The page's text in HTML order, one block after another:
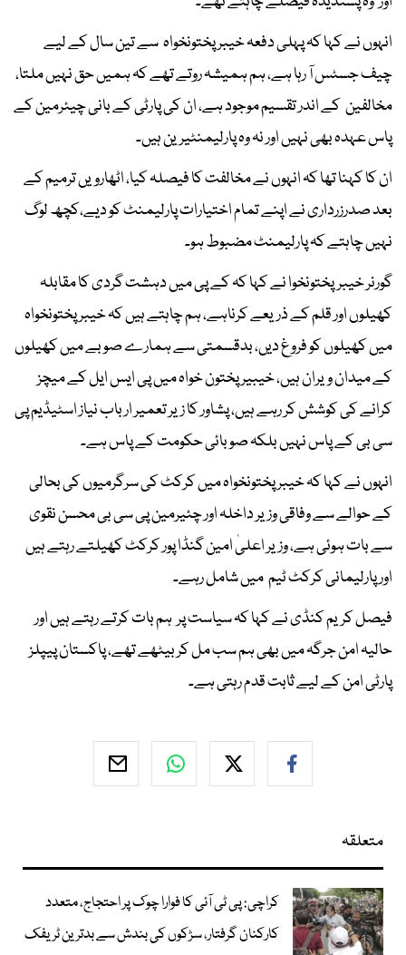
انہوں نے کہا کہ پہلی دفعہ خیبر پختونخواہ سے تین سال کے لیے
چیف جسٹس آ رہا ہے، ہم ہمیشہ روتے تھے کہ ہمیں حق نہیں ملتا،
مخالفین کے اندر تقسیم موجود ہے، ان کی پارٹی کے بانی چیئرمین کے
پاس عہدہ بھی نہیں اور نہ وہ پارلیمنٹیرین ہیں۔
ان کا کہنا تھا کہ انہوں نے مخالفت کا فیصلہ کیا، اٹھارویں ترمیم کے
بعد صدرزرداری نے اپنے تمام اختیارات پارلیمنٹ کو دیے،کچھ لوگ
نہیں چاہتے کہ پارلیمنٹ مضبوط ہو۔
گورنر خیبرپختونخوا نے کہا کہ کے پی میں دہشت گردی کا مقابلہ
کھیلوں اور قلم کے ذریعے کرناہے، ہم چاہتے ہیں کہ خیبر پختونخواہ
میں کھیلوں کو فروغ دیں، بدقسمتی سے ہمارے صوبے میں کھیلوں
کے میدان ویران ہیں، خیبیر پختون خواہ میں پی ایس ایل کے میچز
کرانے کی کوشش کر رہے ہیں، پشاور کا زیر تعمیر ارباب نیاز اسٹیڈیم پی
سی بی کے پاس نہیں بلکہ صوبائی حکومت کے پاس ہے۔
انہوں نے کہا کہ خیبر پختونخواہ میں کرکٹ کی سرگرمیوں کی بحالی
کے حوالے سے وفاقی وزیر داخلہ اور چئیرمین پی سی بی محسن نقوی
سے بات ہوئی ہے، وزیر اعلیٰ امین گنڈا پور کرکٹ کھیلتے رہتے ہیں
اور پارلیمانی کرکٹ ٹیم میں شامل رہے۔
فیصل کریم کنڈی نے کہا کہ سیاست پر ہم بات کرتے رہتے ہیں اور
حالیہ امن جرگہ میں بھی ہم سب مل کر بیٹھے تھے، پاکستان پیپلز
پارٹی امن کے لیے ثابت قدم رہتی ہے۔
متعلقہ
کراچی: پی ٹی آئی کا فوارا چوک پر احتجاج، متعدد
کارکنان گرفتار، سڑکوں کی بندش سے بدترین ٹریفک